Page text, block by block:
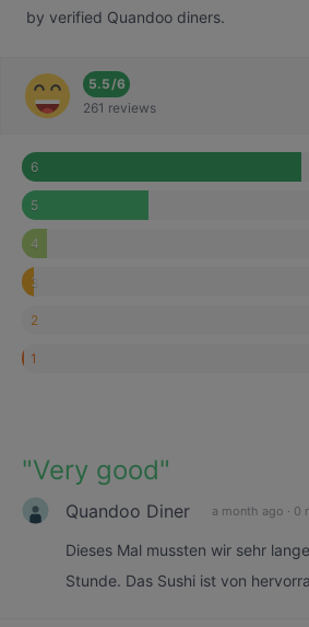
by verified Quandoo diners.
5.5/6
261 reviews
6
5
4
3
2
1
"Very good"
Quandoo Diner a month ago · 0
Dieses Mal mussten wir sehr
Stunde. Das Sushi ist von